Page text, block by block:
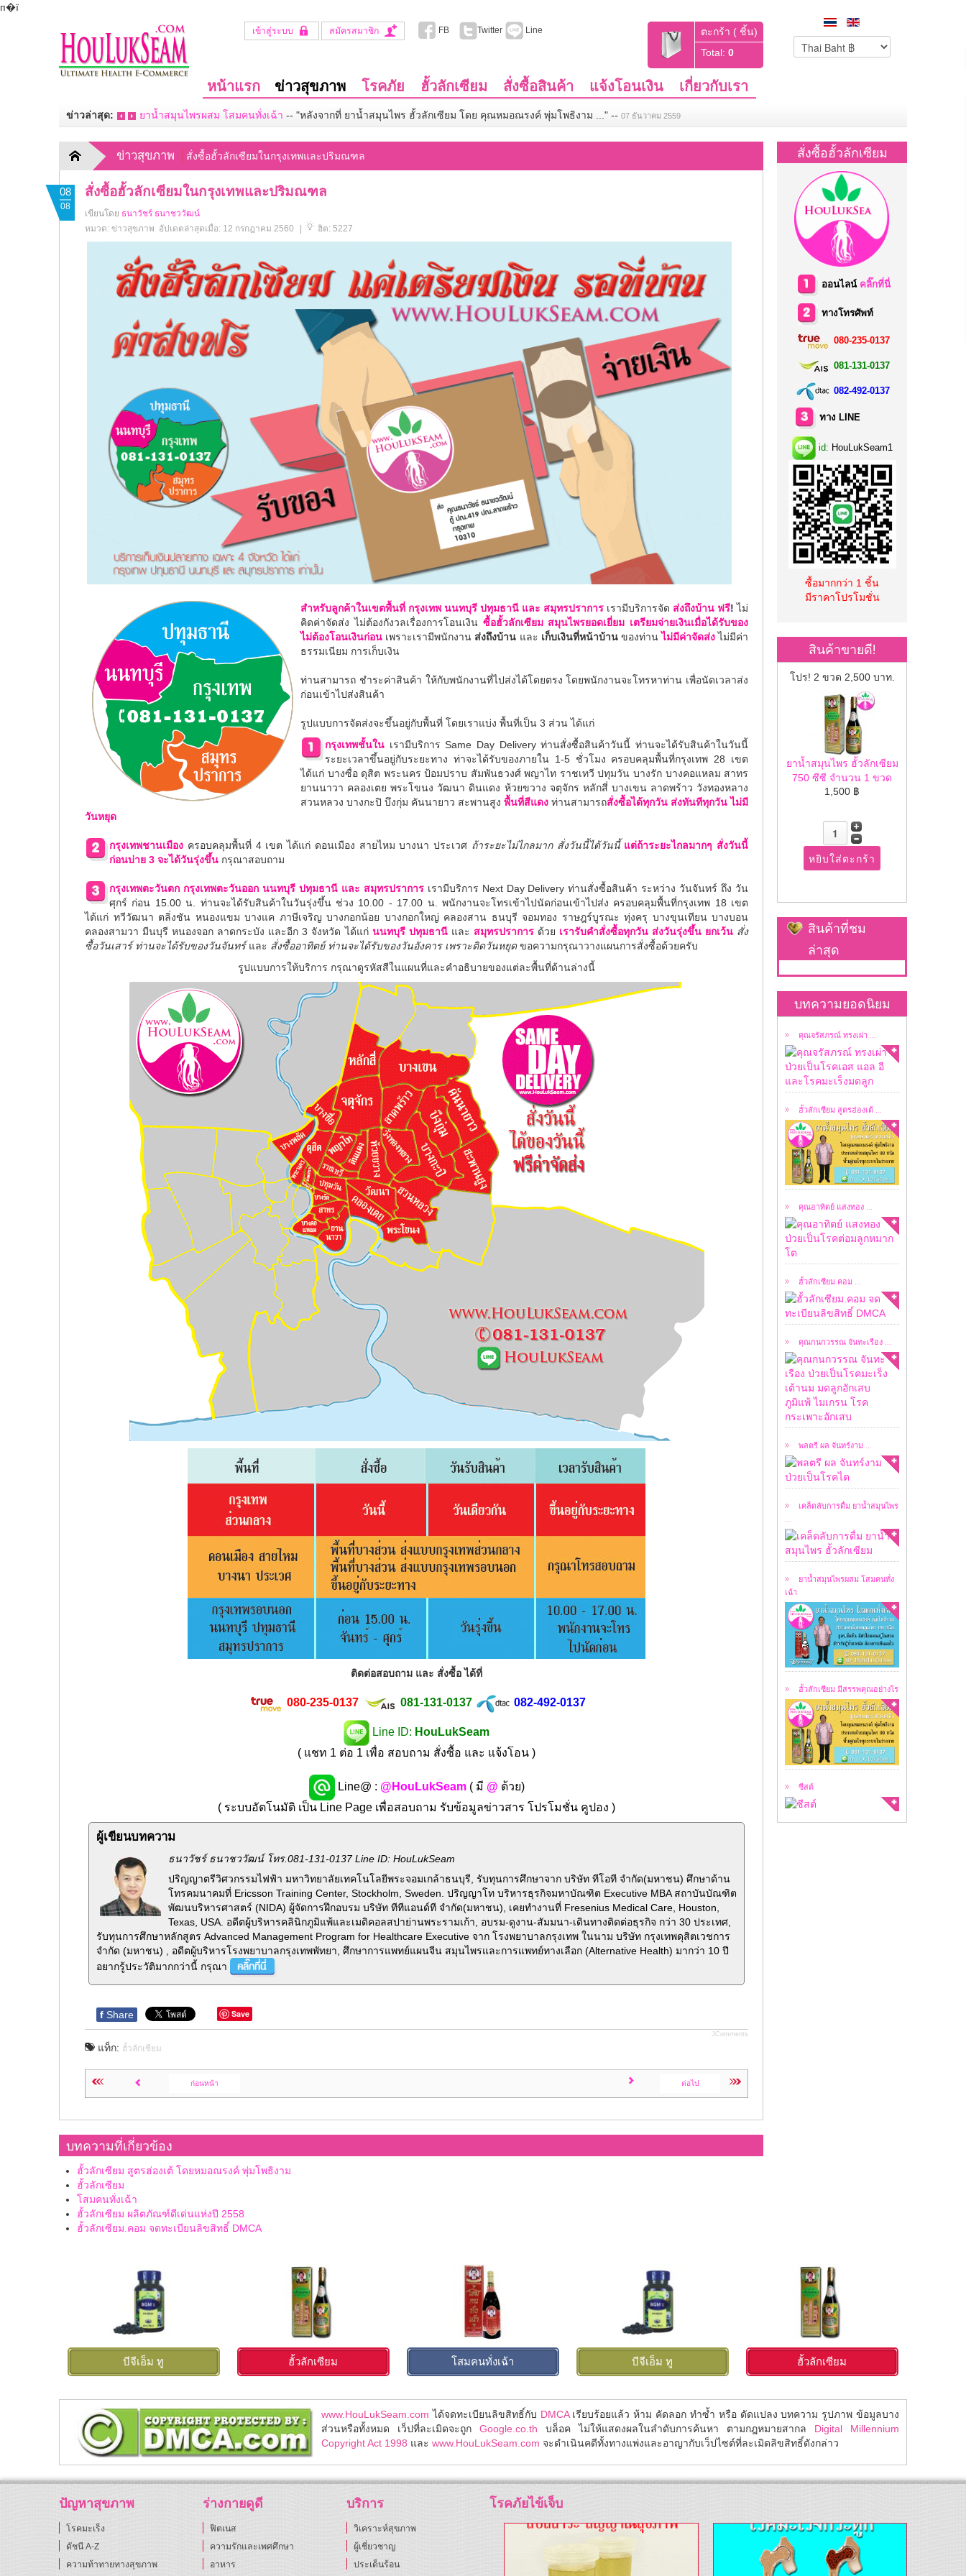
п�ї
เข้าสู่ระบบ สมัครสมาชิก FB Twitter Line
ตะกร้า ( ชิ้น)
Total:0
หน้าแรก ข่าวสุขภาพ โรคภัย ฮั้วลักเซียม สั่งซื้อสินค้า แจ้งโอนเงิน เกี่ยวกับเรา
ข่าวล่าสุด: ยาน้ำสมุนไพรผสม โสมคนทั่งเฉ้า -- "หลังจากที่ ยาน้ำสมุนไพร ฮั้วลักเซียม โดย คุณหมอณรงค์ พุ่มโพธิงาม ..." -- 07 ธันวาคม 2559
ข่าวสุขภาพ สั่งซื้อฮั้วลักเซียมในกรุงเทพและปริมณฑล
สั่งซื้อฮั้วลักเซียมในกรุงเทพและปริมณฑล
เขียนโดย ธนาวัชร์ ธนาชววัฒน์
หมวด: ข่าวสุขภาพ
08
08
อัปเดตล่าสุดเมื่อ: 12 กรกฎาคม 2560 ฮิต: 5227
สำหรับลูกค้าในเขตพื้นที่ กรุงเทพ นนทบุรี ปทุมธานี และ สมุทรปราการ เรามีบริการจัด ส่งถึงบ้าน ฟรี! ไม่
คิดค่าจัดส่ง ไม่ต้องกังวลเรื่องการโอนเงิน ซื้อฮั้วลักเซียม สมุนไพรยอดเยี่ยม เตรียมจ่ายเงินเมื่อได้รับของ
ไม่ต้องโอนเงินก่อน เพราะเรามีพนักงาน ส่งถึงบ้าน และ เก็บเงินที่หน้าบ้าน ของท่านไม่มีค่าจัดส่งไม่มีค่า
ธรรมเนียม การเก็บเงิน
ท่านสามารถ ชำระค่าสินค้า ให้กับพนักงานที่ไปส่งได้โดยตรง โดยพนักงานจะโทรหาท่าน เพื่อนัดเวลาส่ง
ก่อนเข้าไปส่งสินค้า
รูปแบบการจัดส่งจะขึ้นอยู่กับพื้นที่ โดยเราแบ่ง พื้นที่เป็น 3 ส่วน ได้แก่
กรุงเทพชั้นใน เรามีบริการ Same Day Deliveryท่านสั่งซื้อสินค้าวันนี้ ท่านจะได้รับสินค้าในวันนี้
ระยะเวลาขึ้นอยู่กับระยะทาง ท่าจะได้รับของภายใน 1-5 ชั่วโมง ครอบคลุมพื้นที่กรุงเทพ 28 เขต
ได้แก่ บางซื่อ ดุสิต พระนคร ป้อมปราบ สัมพันธวงศ์ พญาไท ราชเทวี ปทุมวัน บางรัก บางคอแหลม สาทร
ยานนาวา คลองเตย พระโขนง วัฒนา ดินแดง ห้วยขวาง จตุจักร หลักสี่ บางเขน ลาดพร้าว วังทองหลาง
สวนหลวง บางกะปิ บึงกุ่ม คันนายาว สะพานสูง พื้นที่สีแดง ท่านสามารถสั่งซื้อได้ทุกวัน ส่งทันทีทุกวัน ไม่มี
วันหยุด
กรุงเทพชานเมือง ครอบคลุมพื้นที่ 4 เขต ได้แก่ ดอนเมือง สายไหม บางนา ประเวศ ถ้าระยะไม่ไกลมาก สั่งวันนี้ได้วันนี้ แต่ถ้าระยะไกลมากๆ สั่งวันนี้
ก่อนบ่าย 3 จะได้วันรุ่งขึ้น กรุณาสอบถาม
กรุงเทพตะวันตก กรุงเทพตะวันออก นนทบุรี ปทุมธานี และ สมุทรปราการ เรามีบริการ Next Day Delivery ท่านสั่งซื้อสินค้า ระหว่าง วันจันทร์ ถึง วัน
ศุกร์ ก่อน 15.00 น. ท่านจะได้รับสินค้าในวันรุ่งขึ้น ช่วง 10.00 - 17.00 น. พนักงานจะโทรเข้าไปนัดก่อนเข้าไปส่ง ครอบคลุมพื้นที่กรุงเทพ 18 เขต
ได้แก่ ทวีวัฒนา ตลิ่งชัน หนองแขม บางแค ภาษีเจริญ บางกอกน้อย บางกอกใหญ่ คลองสาน ธนบุรี จอมทอง ราษฎร์บูรณะ ทุ่งครุ บางขุนเทียน บางบอน
คลองสามวา มีนบุรี หนองจอก ลาดกระบัง และอีก 3 จังหวัด ได้แก่ นนทบุรี ปทุมธานีและ สมุทรปราการด้วย เรารับคำสั่งซื้อทุกวัน ส่งวันรุ่งขึ้น ยกเว้น สั่ง
ซื้อวันเสาร์ ท่านจะได้รับของวันจันทร์ และ สั่งซื้ออาทิตย์ ท่านจะได้รับของวันอังคารเพราะติดวันหยุดขอความกรุณาวางแผนการสั่งซื้อด้วยครับ
รูปแบบการให้บริการ กรุณาดูรหัสสีในแผนที่และคำอธิบายของแต่ละพื้นที่ด้านล่างนี้
ติดต่อสอบถาม และ สั่งซื้อ ได้ที่
080-235-0137 081-131-0137 082-492-0137
Line ID: HouLukSeam
( แชท 1 ต่อ 1 เพื่อ สอบถาม สั่งซื้อ และ แจ้งโอน )
Line@ : @HouLukSeam ( มี @ ด้วย)
( ระบบอัตโนมัติ เป็น Line Page เพื่อสอบถาม รับข้อมูลข่าวสาร โปรโมชั่น คูปอง )
ผู้เขียนบทความ
ธนาวัชร์ ธนาชววัฒน์ โทร.081-131-0137 Line ID: HouLukSeam
ปริญญาตรีวิศวกรรมไฟฟ้า มหาวิทยาลัยเทคโนโลยีพระจอมเกล้าธนบุรี, รับทุนการศึกษาจาก บริษัท ทีโอที จำกัด(มหาชน) ศึกษาด้าน
โทรคมนาคมที่ Ericsson Training Center, Stockholm, Sweden. ปริญญาโท บริหารธุรกิจมหาบัณฑิต Executive MBA สถาบันบัณฑิต
พัฒนบริหารศาสตร์ (NIDA) ผู้จัดการฝึกอบรม บริษัท ทีทีแอนด์ที จำกัด(มหาชน), เคยทำงานที่ Fresenius Medical Care, Houston,
Texas, USA. อดีตผู้บริหารคลินิกภูมิแพ้และเมดิคอลสปาย่านพระรามเก้า, อบรม-ดูงาน-สัมมนา-เดินทางติดต่อธุรกิจ กว่า 30 ประเทศ,
รับทุนการศึกษาหลักสูตร Advanced Management Program for Healthcare Executive จาก โรงพยาบาลกรุงเทพ ในนาม บริษัท กรุงเทพดุสิตเวชการ
จำกัด (มหาชน) , อดีตผู้บริหารโรงพยาบาลกรุงเทพพัทยา, ศึกษาการแพทย์แผนจีน สมุนไพรและการแพทย์ทางเลือก (Alternative Health) มากว่า 10 ปี
อยากรู้ประวัติมากกว่านี้ กรุณา
f Share Save
JComments
แท็ก: ฮั้วลักเซียม
ก่อนหน้า ต่อไป
บทความที่เกี่ยวข้อง
ฮั้วลักเซียม สูตรฮ่องเต้ โดยหมอณรงค์ พุ่มโพธิงาม
ฮั้วลักเซียม
โสมคนทั่งเฉ้า
ฮั้วลักเซียม ผลิตภัณฑ์ดีเด่นแห่งปี 2558
ฮั้วลักเซียม.คอม จดทะเบียนลิขสิทธิ์ DMCA
สั่งซื้อฮั้วลักเซียม
ออนไลน์ คลิ๊กที่นี่
ทางโทรศัพท์
080-235-0137
081-131-0137
082-492-0137
ทาง LINE
id: HouLukSeam1
ซื้อมากกว่า 1 ชิ้น
มีราคาโปรโมชั่น
สินค้าขายดี!
โปร! 2 ขวด 2,500 บาท.
ยาน้ำสมุนไพร ฮั้วลักเซียม
750 ซีซี จำนวน 1 ขวด
1,500 ฿
สินค้าที่ชม
ล่าสุด
บทความยอดนิยม
คุณจรัสภรณ์ ทรงเผ่า ...
ป่วยเป็นโรคเอส แอล อี
ฮั้วลักเซียม สูตรฮ่องเต้ ...
เป็น ยาน้ำสมุนไพร
สูตรต้นตำรับฮ่องเต้ ...
คุณอาทิตย์ แสงทอง ...
อาทิตย์ แสงทอง ป่วย
เป็นโรคต่อมลูกหมาก
โต ...
ฮั้วลักเซียม.คอม ...
ลิขสิทธิ์ผมชื่อ ธนาวัชร์
ธนาชววัฒน์ ...
คุณกนกวรรณ จันทะเรือง ...
เคสผู้ป่วยวันนี้ ผมขอ
อนุญาตให้ชมคลิปการ
สัมภาษณ์ ...
พลตรี ผล จันทร์งาม ...
เคสผู้ป่วยวันนี้ ผมขอ
อนุญาตให้ชมคลิปการ
สัมภาษณ์ ...
เคล็ดลับการดื่ม ยาน้ำสมุนไพร
...
เคล็ดลับในการดื่มยา
น้ำสมุนไพร ฮั้วลักเซียม
ยาน้ำสมุนไพรผสม โสมคนทั่ง
เฉ้า
หลังจากที่ ยาน้ำ
สมุนไพร ฮั้วลักเซียม
ฮั้วลักเซียม มีสรรพคุณอย่างไร
ฮั้วลักเซียม คือ
สมุนไพร 99 ชนิด ...
ซีสต์
สาเหตุของการเกิดซีสต์
ซีสต์ คือ ...
บีจีเอ็ม ทู ฮั้วลักเซียม โสมคนทั่งเฉ้า บีจีเอ็ม ทู ฮั้วลักเซียม
www.HouLukSeam.com ได้จดทะเบียนลิขสิทธิ์กับ DMCAเรียบร้อยแล้ว ห้าม คัดลอก ทำซ้ำ หรือ ดัดแปลง บทความ รูปภาพ ข้อมูลบาง
ส่วนหรือทั้งหมด เว็ปที่ละเมิดจะถูก Google.co.th บล็อค ไม่ให้แสดงผลในลำดับการค้นหา ตามกฎหมายสากล Digital Millennium
Copyright Act 1998 และ www.HouLukSeam.com จะดำเนินคดีทั้งทางแพ่งและอาญากับเว็ปไซต์ที่ละเมิดลิขสิทธิ์ดังกล่าว
ปัญหาสุขภาพ
โรคมะเร็ง
ดัชนี A-Z
ความท้าทายทางสุขภาพ
ร่างกายดูดี
ฟิตเนส
ความรักและเพศศึกษา
อาหาร
บริการ
วิเคราะห์สุขภาพ
ผู้เชี่ยวชาญ
ประเด็นร้อน
โรคภัยไข้เจ็บ